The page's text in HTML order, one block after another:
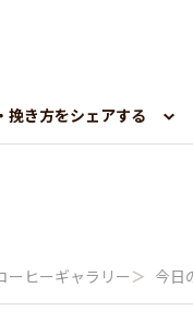
挽き方をシェアする
ーヒーギャラリー ＞ 今日